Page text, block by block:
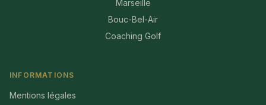
Marseille
Bouc-Bel-Air
Coaching Golf
INFORMATIONS
Mentions légales